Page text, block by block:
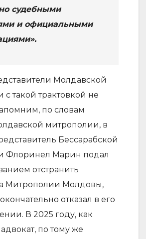
судебными
и официальными
Молдавской
такой трактовкой не
по словам
митрополии, в
Бессарабской
Флоринел Марин подал
отстранить
Митрополии Молдовы,
отказал в его
В 2025 году, как
по тому же